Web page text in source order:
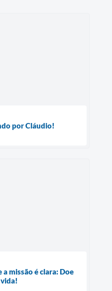
por Cláudio!
missão é clara: Doe